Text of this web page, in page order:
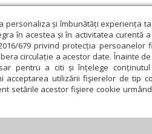
și îmbunătăți experiența
în acestea și în activitatea curentă
679 privind protecția persoanelor
circulație a acestor date. Înainte
pentru a citi și înțelege conținutul
utilizării fişierelor de tip
setările acestor fişiere cookie
de presă Documentar
Educaţie și Cultură